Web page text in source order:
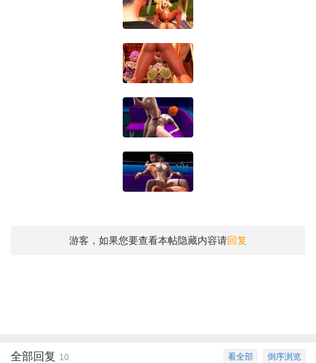
游客，如果您要查看本帖隐藏内容请回复
倒序浏览
看全部
全部回复 10